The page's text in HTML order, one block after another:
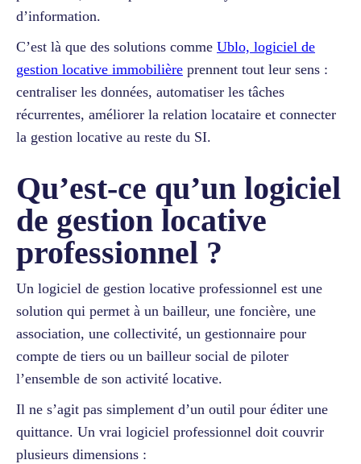
d’information.
C’est là que des solutions comme Ublo, logiciel de
gestion locative immobilière prennent tout leur sens :
centraliser les données, automatiser les tâches
récurrentes, améliorer la relation locataire et connecter
la gestion locative au reste du SI.
Qu’est-ce qu’un logiciel
de gestion locative
professionnel ?
Un logiciel de gestion locative professionnel est une
solution qui permet à un bailleur, une foncière, une
association, une collectivité, un gestionnaire pour
compte de tiers ou un bailleur social de piloter
l’ensemble de son activité locative.
Il ne s’agit pas simplement d’un outil pour éditer une
quittance. Un vrai logiciel professionnel doit couvrir
plusieurs dimensions :